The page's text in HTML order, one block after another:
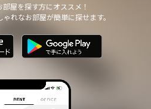
屋を探す方にオススメ！
れなお部屋が簡単に探せます。